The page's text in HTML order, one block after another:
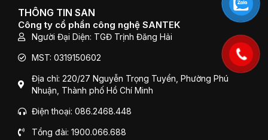
o
o
k
e
r
b
e
THÔNG TIN SAN
Công ty cổ phần công nghệ SANTEK
Người Đại Diện: TGĐ Trịnh Đăng Hải
MST: 0319150602
Địa chỉ: 220/27 Nguyễn Trọng Tuyển, Phường Phú
Nhuận, Thành phố Hồ Chí Minh
Điện thoại: 086.2468.448
Tổng đài: 1900.066.688